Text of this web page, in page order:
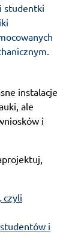
studentki
instalacje
ale
i
czyli
i